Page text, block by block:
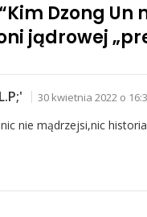
Kim Dzong Un
jądrowej
30 kwietnia 2022 o
nie mądrzejsi,nic